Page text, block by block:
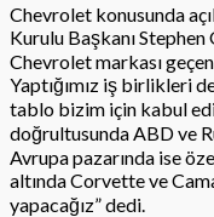
Chevrolet konusunda
Kurulu Başkanı
Chevrolet markası
Yaptığımız iş birlikleri
tablo bizim için kabul
doğrultusunda ABD ve
Avrupa pazarında ise
altında Corvette ve
yapacağız” dedi.